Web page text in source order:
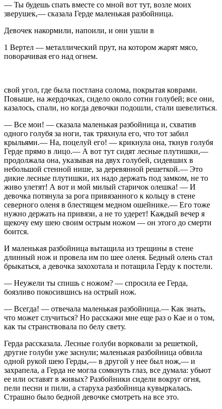
— Ты будешь спать вместе со мной вот тут, возле моих
зверушек,— сказала Герде маленькая разбойница.
Девочек накормили, напоили, и они ушли в
1 Вертел — металлический прут, на котором жарят мясо,
поворачивая его над огнем.
свой угол, где была постлана солома, покрытая коврами.
Повыше, на жердочках, сидело около сотни голубей; все они,
казалось, спали, но когда девочки подошли, стали шевелиться.
— Все мои! — сказала маленькая разбойница и, схватив
одного голубя за ноги, так тряхнула его, что тот забил
крыльями.— На, поцелуй его! — крикнула она, ткнув голубя
Герде прямо в лицо.— А вот тут сидят лесные плутишки,—
продолжала она, указывая на двух голубей, сидевших в
небольшой стенной нише, за деревянной решеткой.— Это
дикие лесные плутишки, их надо держать под замком, не то
живо улетят! А вот и мой милый старичок олешка! — И
девочка потянула за рога привязанного к кольцу в стене
северного оленя в блестящем медном ошейнике.— Его тоже
нужно держать на привязи, а не то удерет! Каждый вечер я
щекочу ему шею своим острым ножом — он этого до смерти
боится.
И маленькая разбойница вытащила из трещины в стене
длинный нож и провела им по шее оленя. Бедный олень стал
брыкаться, а девочка захохотала и потащила Герду к постели.
— Неужели ты спишь с ножом? — спросила ее Герда,
боязливо покосившись на острый нож.
— Всегда! — отвечала маленькая разбойница.— Как знать,
что может случиться? Но расскажи мне еще раз о Кае и о том,
как ты странствовала по белу свету.
Герда рассказала. Лесные голуби ворковали за решеткой,
другие голуби уже заснули; маленькая разбойница обвила
одной рукой шею Герды,— в другой у нее был нож,— и
захрапела, а Герда не могла сомкнуть глаз, все думала: убьют
ее или оставят в живых? Разбойники сидели вокруг огня,
пели песни и пили, а старуха разбойница кувыркалась.
Страшно было бедной девочке смотреть на все это.